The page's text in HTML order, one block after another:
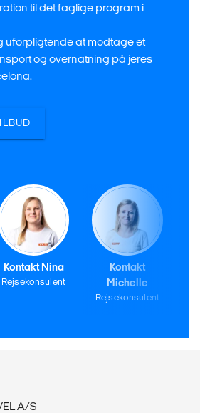
til det faglige program i
uforpligtende at modtage et
og overnatning på jeres
Kontakt Nina
Rejsekonsulent
Kontakt
Michelle
Rejsekonsulent
A/S